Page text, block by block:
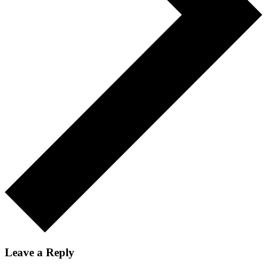
Leave a Reply